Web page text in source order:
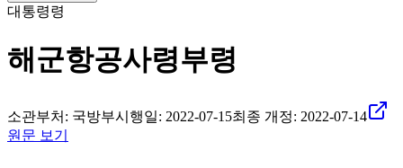
대통령령
해군항공사령부령
소관부처: 국방부시행일: 2022-07-15최종 개정: 2022-07-14
원문 보기